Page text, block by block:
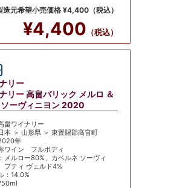
造元希望小売価格 ¥4,400（税込）
¥4,400 （税込）
リー
リー 高畠バリック メルロ ＆
ーヴィニヨン 2020
畠ワイナリー
本 ＞ 山形県 ＞ 東置賜郡高畠町
年
ワイン フルボディ
メルロー80%、カベルネ ソーヴィ
プティ ヴェルド4%
：14.0%